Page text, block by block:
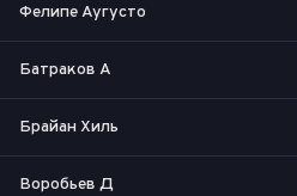
Фелипе Аугусто
Батраков А
Брайан Хиль
Воробьев Д